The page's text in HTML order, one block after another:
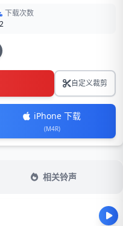
下载次数
自定义裁剪
iPhone 下载
(M4R)
相关铃声